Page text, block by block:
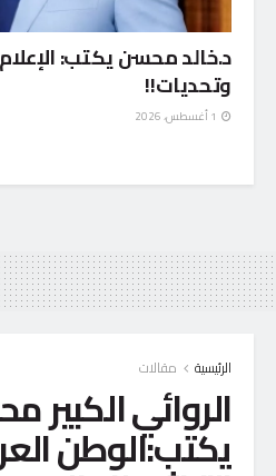
د.خالد محسن يكتب:
وتحديات!!
الرئيسية مقالات
الروائي الكبير
يكتب:الوطن